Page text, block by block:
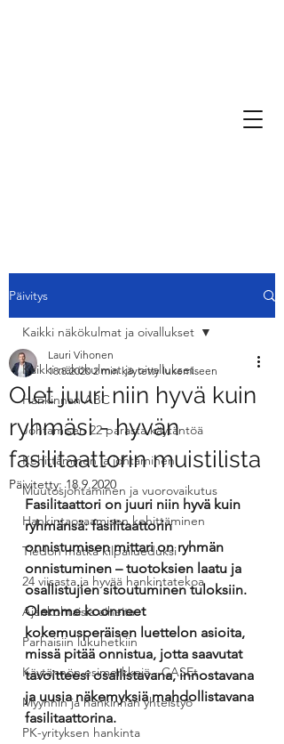
Päivitys
Kaikki näkökulmat ja oivallukset
Hankinnan ABC
Johtamisen 22 parasta käytäntöä
Kehittäminen ja johtaminen
Muutosjohtaminen ja vuorovaikutus
Hankintaosaamisen kehittäminen
Tiedon matka kilpailueduksi
24 viisasta ja hyvää hankintatekoa
Ajankohtaisia aiheita
Parhaisiin lukuhetkiin
Käytännön esimerkkejä - CASEt
Myynnin ja hankinnan yhteistyö
PK-yrityksen hankinta
Kaikki näkökulmat ja oivallukset
Olet juuri niin hyvä kuin
ryhmäsi - hyvän
fasilitaattorin muistilista
Lauri Vihonen
18.8.2020 2 min käytetty lukemiseen
Päivitetty:18.9.2020
Fasilitaattori on juuri niin hyvä kuin
ryhmänsä: fasilitaattorin
onnistumisen mittari on ryhmän
onnistuminen – tuotoksien laatu ja
osallistujien sitoutuminen tuloksiin.
Olemme koonneet
kokemusperäisen luettelon asioita,
missä pitää onnistua, jotta saavutat
tavoitteesi osallistavana, innostavana
ja uusia näkemyksiä mahdollistavana
fasilitaattorina.